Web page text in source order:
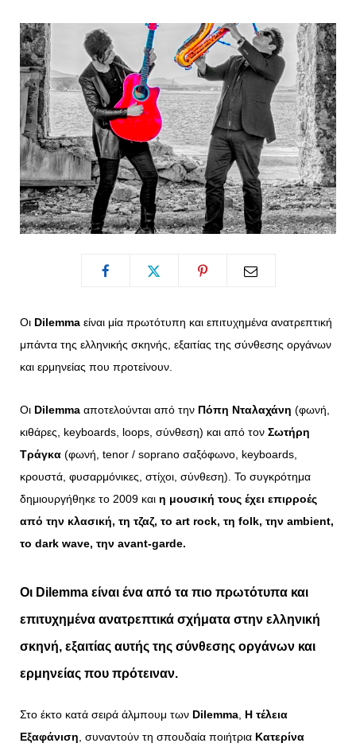
o
k
t
)
r
a
m
e
s
t
Οι Dilemma είναι μία πρωτότυπη και επιτυχημένα ανατρεπτική
μπάντα της ελληνικής σκηνής, εξαιτίας της σύνθεσης οργάνων
και ερμηνείας που προτείνουν.
Οι Dilemma αποτελούνται από την Πόπη Νταλαχάνη (φωνή,
κιθάρες, keyboards, loops, σύνθεση) και από τον Σωτήρη
Τράγκα (φωνή, tenor / soprano σαξόφωνο, keyboards,
κρουστά, φυσαρμόνικες, στίχοι, σύνθεση). Το συγκρότημα
δημιουργήθηκε το 2009 και η μουσική τους έχει επιρροές
από την κλασική, τη τζαζ, το art rock, τη folk, την ambient,
το dark wave, την avant-garde.
Οι Dilemma είναι ένα από τα πιο πρωτότυπα και
επιτυχημένα ανατρεπτικά σχήματα στην ελληνική
σκηνή, εξαιτίας αυτής της σύνθεσης οργάνων και
ερμηνείας που πρότειναν.
Στο έκτο κατά σειρά άλμπουμ των Dilemma Η τέλεια
Εξαφάνιση , συναντούν τη σπουδαία ποιήτρια Κατερίνα